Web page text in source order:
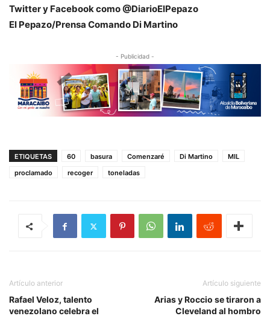
Twitter y Facebook como @DiarioElPepazo
El Pepazo/Prensa Comando Di Martino
- Publicidad -
ETIQUETAS 60 basura Comenzaré Di Martino
MIL
proclamado
recoger toneladas
Artículo anterior
Rafael Veloz, talento
venezolano celebra el
Artículo siguiente
Arias y Roccio se tiraron a
Cleveland al hombro